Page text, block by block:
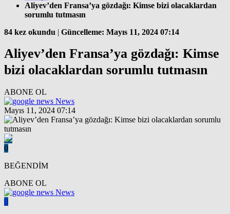
Aliyev’den Fransa’ya gözdağı: Kimse bizi olacaklardan
sorumlu tutmasın
84 kez okundu | Güncelleme: Mayıs 11, 2024 07:14
Aliyev’den Fransa’ya gözdağı: Kimse
bizi olacaklardan sorumlu tutmasın
ABONE OL
News
Mayıs 11, 2024 07:14
0
BEĞENDİM
ABONE OL
News
0